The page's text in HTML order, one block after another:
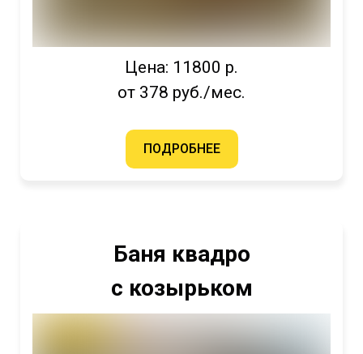
Цена: 11800 р.
от 378 руб./мес.
ПОДРОБНЕЕ
Баня квадро
с козырьком